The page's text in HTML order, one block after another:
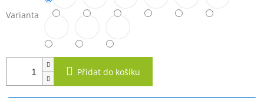
Varianta
Přidat do košíku